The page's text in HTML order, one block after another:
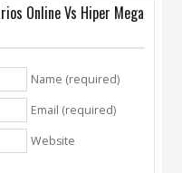
Online Vs Hiper Mega
Name (required)
Email (required)
Website